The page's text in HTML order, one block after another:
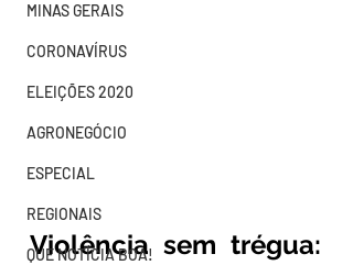
MINAS GERAIS
CORONAVÍRUS
ELEIÇÕES 2020
AGRONEGÓCIO
ESPECIAL
REGIONAIS
QUE NOTÍCIA BOA!
Violência sem trégua: